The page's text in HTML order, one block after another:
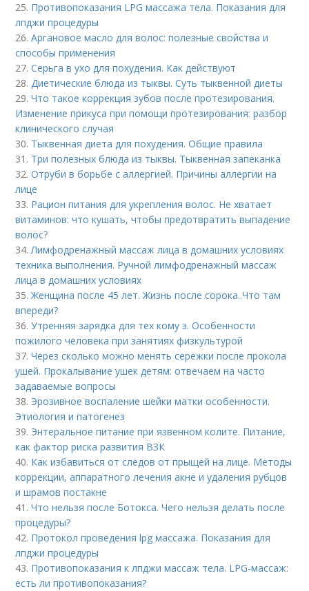
25. Противопоказания LPG массажа тела. Показания для
лпджи процедуры
26.Аргановое масло для волос: полезные свойства и
способы применения
27.Серьга в ухо для похудения. Как действуют
28.Диетические блюда из тыквы. Суть тыквенной диеты
29.Что такое коррекция зубов после протезирования.
Изменение прикуса при помощи протезирования: разбор
клинического случая
30. Тыквенная диета для похудения. Общие правила
31. Три полезных блюда из тыквы. Тыквенная запеканка
32.Отруби в борьбе с аллергией. Причины аллергии на
лице
33. Рацион питания для укрепления волос. Не хватает
витаминов: что кушать, чтобы предотвратить выпадение
волос?
34.Лимфодренажный массаж лица в домашних условиях
техника выполнения. Ручной лимфодренажный массаж
лица в домашних условиях
35.Женщина после 45 лет. Жизнь после сорока..Что там
впереди?
36.Утренняя зарядка для тех кому з. Особенности
пожилого человека при занятиях физкультурой
37.Через сколько можно менять сережки после прокола
ушей. Прокалывание ушек детям: отвечаем на часто
задаваемые вопросы
38. Эрозивное воспаление шейки матки особенности.
Этиология и патогенез
39. Энтеральное питание при язвенном колите. Питание,
как фактор риска развития ВЗК
40. Как избавиться от следов от прыщей на лице. Методы
коррекции, аппаратного лечения акне и удаления рубцов
и шрамов постакне
41.Что нельзя после Ботокса. Чего нельзя делать после
процедуры?
42. Протокол проведения lpg массажа. Показания для
лпджи процедуры
43. Противопоказания к лпджи массаж тела. LPG-массаж:
есть ли противопоказания?